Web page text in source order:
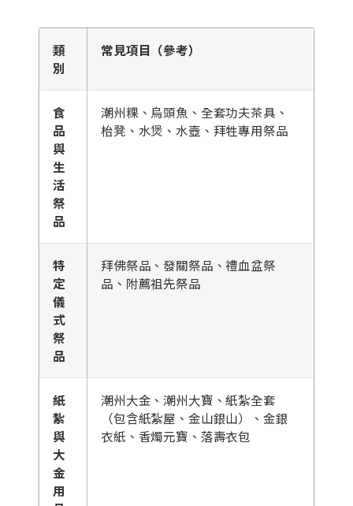
類
別
常見項目（參考）
食
品
與
生
活
祭
品
潮州粿、烏頭魚、全套功夫茶具、
枱凳、水煲、水壺、拜牲專用祭品
特
定
儀
式
祭
品
拜佛祭品、發關祭品、禮血盆祭
品、附薦祖先祭品
紙
紮
與
大
金
用
潮州大金、潮州大寶、紙紮全套
（包含紙紮屋、金山銀山）、金銀
衣紙、香燭元寶、落壽衣包